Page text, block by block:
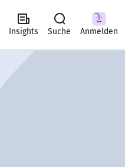
Insights Suche Anmelden